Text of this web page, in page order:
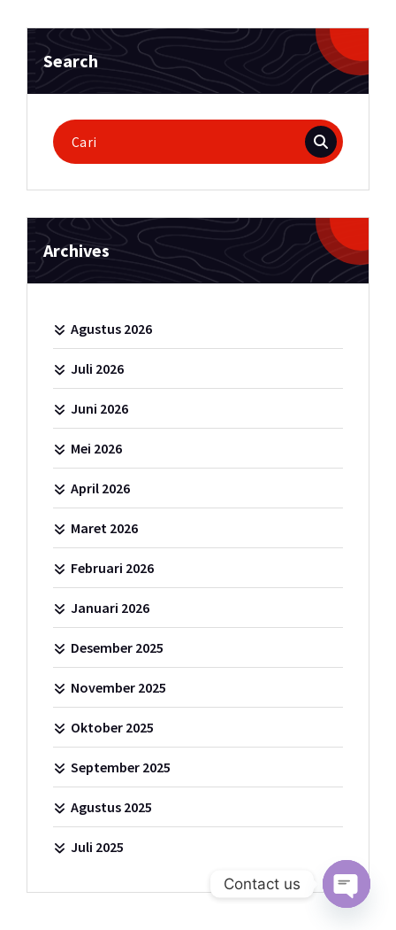
Search
Pencarian
untuk:
Archives
Agustus 2026
Juli 2026
Juni 2026
Mei 2026
April 2026
Maret 2026
Februari 2026
Januari 2026
Desember 2025
November 2025
Oktober 2025
September 2025
Agustus 2025
Juli 2025
Contact us